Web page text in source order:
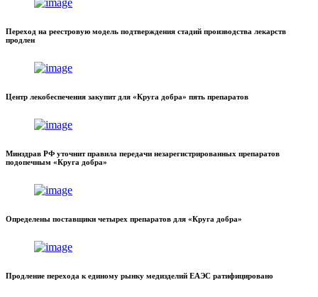
Переход на реестровую модель подтверждения стадий производства лекарств
продлен
Центр лекобеспечения закупит для «Круга добра» пять препаратов
Минздрав РФ уточнит правила передачи незарегистрированных препаратов
подопечным «Круга добра»
Определены поставщики четырех препаратов для «Круга добра»
Продление перехода к единому рынку медизделий ЕАЭС ратифицировано